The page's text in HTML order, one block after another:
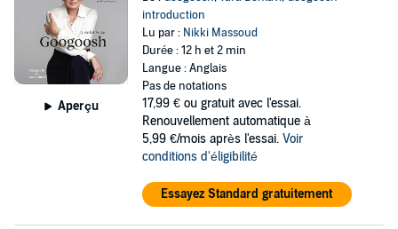
Aperçu
introduction
Lu par : Nikki Massoud
Durée : 12 h et 2 min
Langue : Anglais
Pas de notations
17,99 € ou gratuit avec l'essai.
Renouvellement automatique à
5,99 €/mois après l'essai. Voir
conditions d'éligibilité
Essayez Standard gratuitement